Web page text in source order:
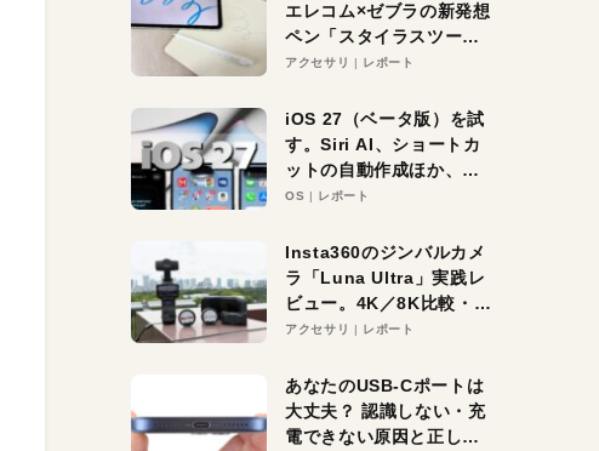
エレコム×ゼブラの新発想
ペン「スタイラスツーウ
ェイ」レビュー。持ち替
アクセサリ レポート
iOS 27（ベータ版）を試
す。Siri AI、ショートカ
ットの自動作成ほか、期
待大の便利機能5選。
る未来はすぐそこ！
OS レポート
Insta360のジンバルカメ
ラ「Luna Ultra」実践レ
ビュー。4K／8K比較・ズ
ーム・夜間撮影をチェッ
アクセサリ レポート
あなたのUSB-Cポートは
大丈夫？ 認識しない・充
電できない原因と正しい